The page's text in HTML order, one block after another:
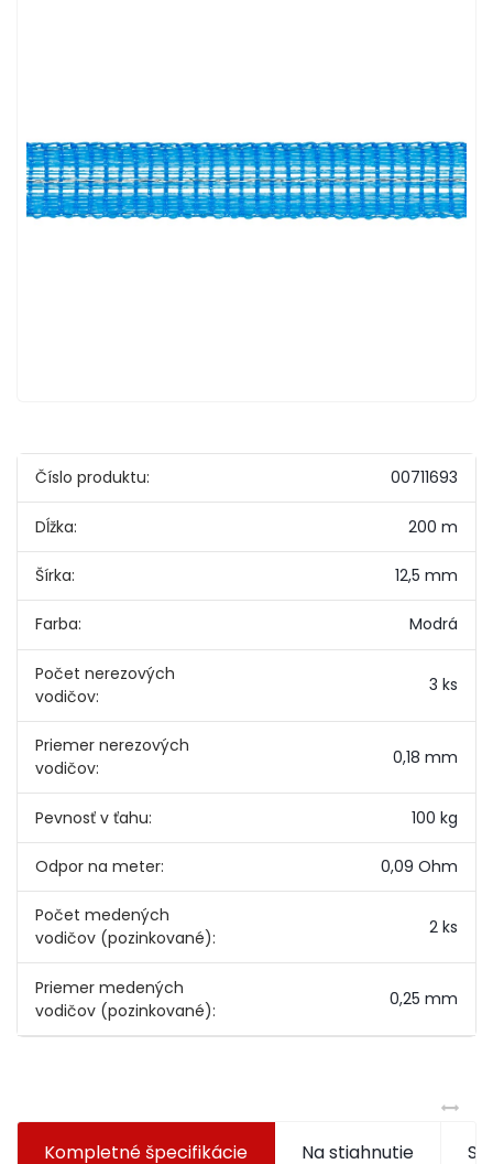
Číslo produktu: 00711693
Dĺžka: 200 m
Šírka: 12,5 mm
Farba: Modrá
Počet nerezových
vodičov:
3 ks
Priemer nerezových
vodičov:
0,18 mm
Pevnosť v ťahu: 100 kg
Odpor na meter: 0,09 Ohm
Počet medených
vodičov (pozinkované):
2 ks
Priemer medených
vodičov (pozinkované):
0,25 mm
Kompletné špecifikácie Na stiahnutie